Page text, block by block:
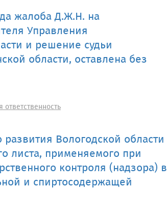
жалоба Д.Ж.Н. на
Управления
и решение судьи
области, оставлена без
ответственность
Вологодской области
листа, применяемого при
контроля (надзора) в
и спиртосодержащей